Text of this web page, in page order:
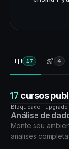
17 4
17 cursos
CURSO
Bloqueado ·
Análise de
Monte seu
análises